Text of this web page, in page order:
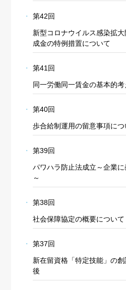
第42回
新型コロナウイルス感染拡
成金の特例措置について
第41回
同一労働同一賃金の基本的考
第40回
歩合給制運用の留意事項につ
第39回
パワハラ防止法成立～企業
～
第38回
社会保障協定の概要について
第37回
新在留資格「特定技能」の
後